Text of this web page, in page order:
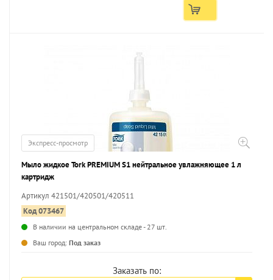
Экспресс-просмотр
Мыло жидкое Tork PREMIUM S1 нейтральное увлажняющее 1 л
картридж
Артикул 421501/420501/420511
Код 073467
В наличии на центральном складе - 27 шт.
Ваш город: Под заказ
Заказать по: